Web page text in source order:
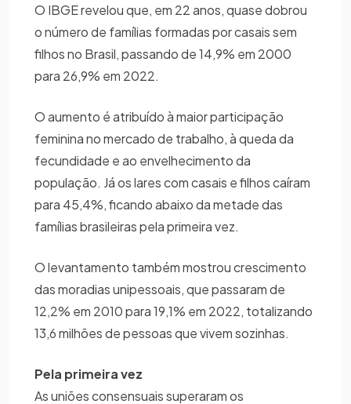
O IBGE revelou que, em 22 anos, quase dobrou
o número de famílias formadas por casais sem
filhos no Brasil, passando de 14,9% em 2000
para 26,9% em 2022.
O aumento é atribuído à maior participação
feminina no mercado de trabalho, à queda da
fecundidade e ao envelhecimento da
população. Já os lares com casais e filhos caíram
para 45,4%, ficando abaixo da metade das
famílias brasileiras pela primeira vez.
O levantamento também mostrou crescimento
das moradias unipessoais, que passaram de
12,2% em 2010 para 19,1% em 2022, totalizando
13,6 milhões de pessoas que vivem sozinhas.
Pela primeira vez
As uniões consensuais superaram os